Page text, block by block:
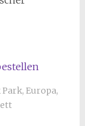
Park, Europa,